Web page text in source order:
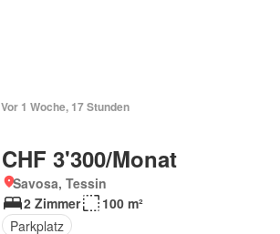
Vor 1 Woche, 17 Stunden
CHF 3'300/Monat
Savosa, Tessin
2 Zimmer
100 m²
Parkplatz